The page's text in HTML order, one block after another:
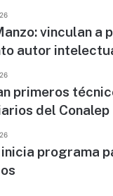
vinculan a
autor
primeros
del Conalep
inicia programa